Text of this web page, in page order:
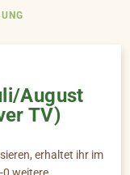
August
TV)
erhaltet ihr im